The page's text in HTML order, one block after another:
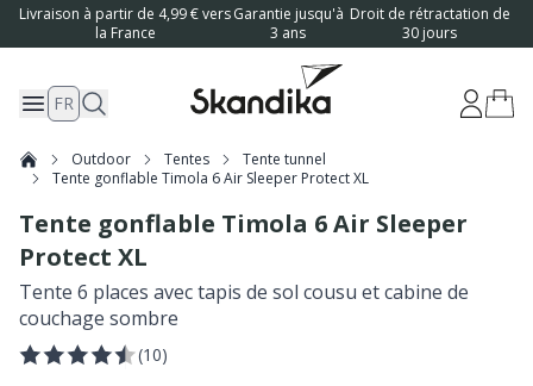
Livraison à partir de 4,99 € vers
la France
Garantie jusqu'à
3 ans
Droit de rétractation de
30 jours
FR
Outdoor Tentes
Tente tunnel
Tente gonflable Timola 6 Air Sleeper Protect XL
Tente gonflable Timola 6 Air Sleeper
Protect XL
Tente 6 places avec tapis de sol cousu et cabine de
couchage sombre
(10)